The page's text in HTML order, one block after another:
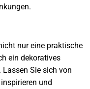
nur eine praktische
ein dekoratives
Sie sich von
und